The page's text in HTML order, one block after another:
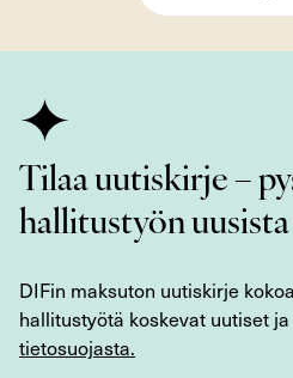
Tilaa uutiskirje –
hallitustyön
DIFin maksuton uutiskirje
hallitustyötä koskevat uutiset
tietosuojasta.